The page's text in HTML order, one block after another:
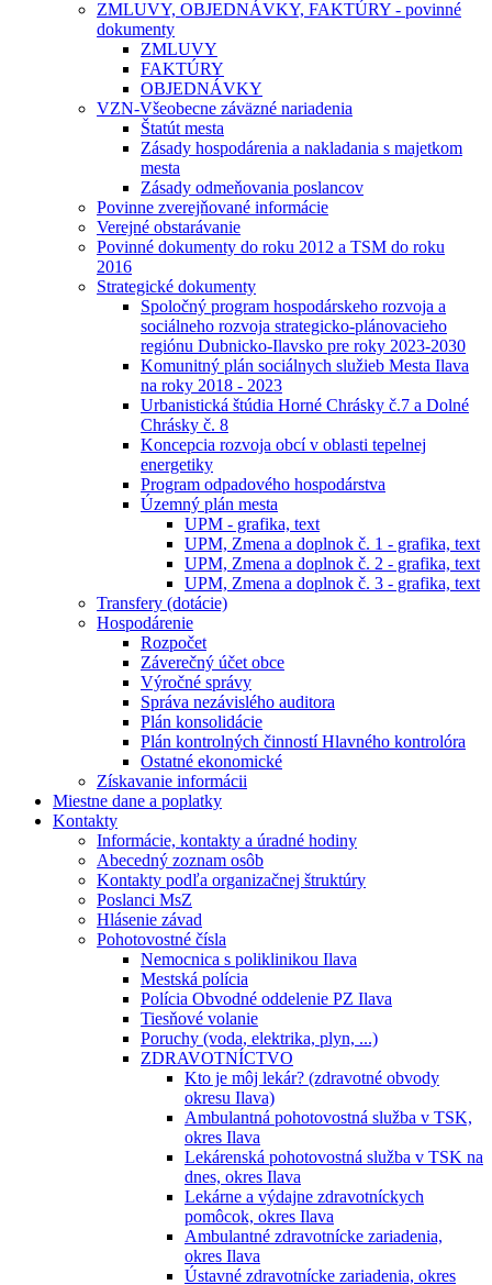
ZMLUVY, OBJEDNÁVKY, FAKTÚRY - povinné
dokumenty
ZMLUVY
FAKTÚRY
OBJEDNÁVKY
VZN-Všeobecne záväzné nariadenia
Štatút mesta
Zásady hospodárenia a nakladania s majetkom
mesta
Zásady odmeňovania poslancov
Povinne zverejňované informácie
Verejné obstarávanie
Povinné dokumenty do roku 2012 a TSM do roku
2016
Strategické dokumenty
Spoločný program hospodárskeho rozvoja a
sociálneho rozvoja strategicko-plánovacieho
regiónu Dubnicko-Ilavsko pre roky 2023-2030
Komunitný plán sociálnych služieb Mesta Ilava
na roky 2018 - 2023
Urbanistická štúdia Horné Chrásky č.7 a Dolné
Chrásky č. 8
Koncepcia rozvoja obcí v oblasti tepelnej
energetiky
Program odpadového hospodárstva
Územný plán mesta
UPM - grafika, text
UPM, Zmena a doplnok č. 1 - grafika, text
UPM, Zmena a doplnok č. 2 - grafika, text
UPM, Zmena a doplnok č. 3 - grafika, text
Transfery (dotácie)
Hospodárenie
Rozpočet
Záverečný účet obce
Výročné správy
Správa nezávislého auditora
Plán konsolidácie
Plán kontrolných činností Hlavného kontrolóra
Ostatné ekonomické
Získavanie informácii
Miestne dane a poplatky
Kontakty
Informácie, kontakty a úradné hodiny
Abecedný zoznam osôb
Kontakty podľa organizačnej štruktúry
Poslanci MsZ
Hlásenie závad
Pohotovostné čísla
Nemocnica s poliklinikou Ilava
Mestská polícia
Polícia Obvodné oddelenie PZ Ilava
Tiesňové volanie
Poruchy (voda, elektrika, plyn, ...)
ZDRAVOTNÍCTVO
Kto je môj lekár? (zdravotné obvody
okresu Ilava)
Ambulantná pohotovostná služba v TSK,
okres Ilava
Lekárenská pohotovostná služba v TSK na
dnes, okres Ilava
Lekárne a výdajne zdravotníckych
pomôcok, okres Ilava
Ambulantné zdravotnícke zariadenia,
okres Ilava
Ústavné zdravotnícke zariadenia, okres